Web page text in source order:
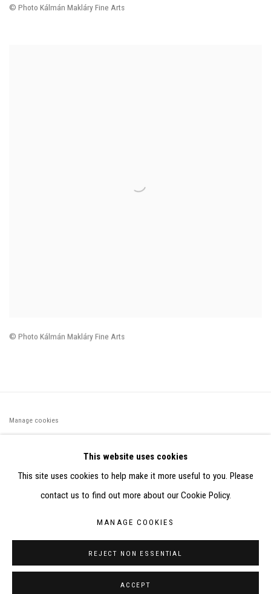
© Photo Kálmán Makláry Fine Arts
© Photo Kálmán Makláry Fine Arts
Manage cookies
PARTIR DES DONNÉES COLLECTÉES PAR ELISABETH KLIMOFF
DE 2015 À 2019
SITE BY ARTLOGIC
This website uses cookies
This site uses cookies to help make it more useful to you. Please
contact us to find out more about our Cookie Policy.
MANAGE COOKIES
REJECT NON ESSENTIAL
ACCEPT